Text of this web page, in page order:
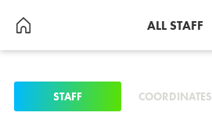
ALL STAFF
STAFF COORDINATES